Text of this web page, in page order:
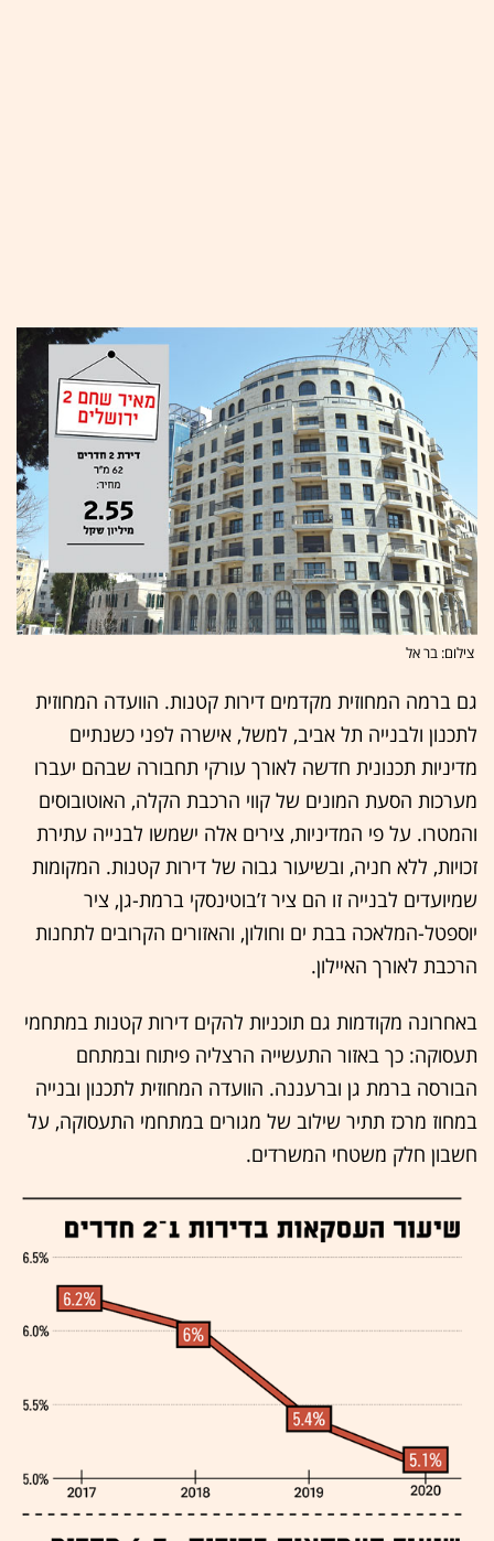
צילום: בר אל
גם ברמה המחוזית מקדמים דירות קטנות. הוועדה המחוזית
לתכנון ולבנייה תל אביב, למשל, אישרה לפני כשנתיים
מדיניות תכנונית חדשה לאורך עורקי תחבורה שבהם יעברו
מערכות הסעת המונים של קווי הרכבת הקלה, האוטובוסים
והמטרו. על פי המדיניות, צירים אלה ישמשו לבנייה עתירת
זכויות, ללא חניה, ובשיעור גבוה של דירות קטנות. המקומות
שמיועדים לבנייה זו הם ציר ז’בוטינסקי ברמת-גן, ציר
יוספטל-המלאכה בבת ים וחולון, והאזורים הקרובים לתחנות
הרכבת לאורך האיילון.
באחרונה מקודמות גם תוכניות להקים דירות קטנות במתחמי
תעסוקה: כך באזור התעשייה הרצליה פיתוח ובמתחם
הבורסה ברמת גן וברעננה. הוועדה המחוזית לתכנון ובנייה
במחוז מרכז תתיר שילוב של מגורים במתחמי התעסוקה, על
חשבון חלק משטחי המשרדים.